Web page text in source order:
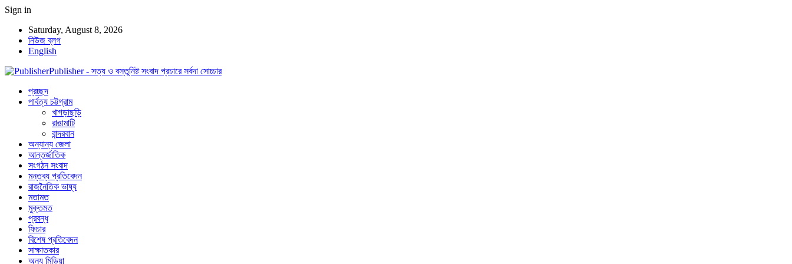
Sign in
Saturday, August 8, 2026
নিউজ ব্লগ
English
Publisher - সত্য ও বস্তুনিষ্ট সংবাদ প্রচারে সর্বদা সোচ্চার
প্রচ্ছদ
পার্বত্য চট্টগ্রাম
খাগড়াছড়ি
রাঙামাটি
বান্দরবান
অন্যান্য জেলা
আন্তর্জাতিক
সংগঠন সংবাদ
মন্তব্য প্রতিবেদন
রাজনৈতিক ভাষ্য
মতামত
মুক্তমত
প্রবন্ধ
ফিচার
বিশেষ প্রতিবেদন
সাক্ষাতকার
অন্য মিডিয়া